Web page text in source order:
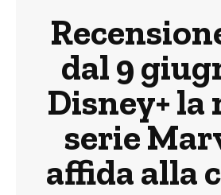
dal 9
Disney+ la
serie
affida alla